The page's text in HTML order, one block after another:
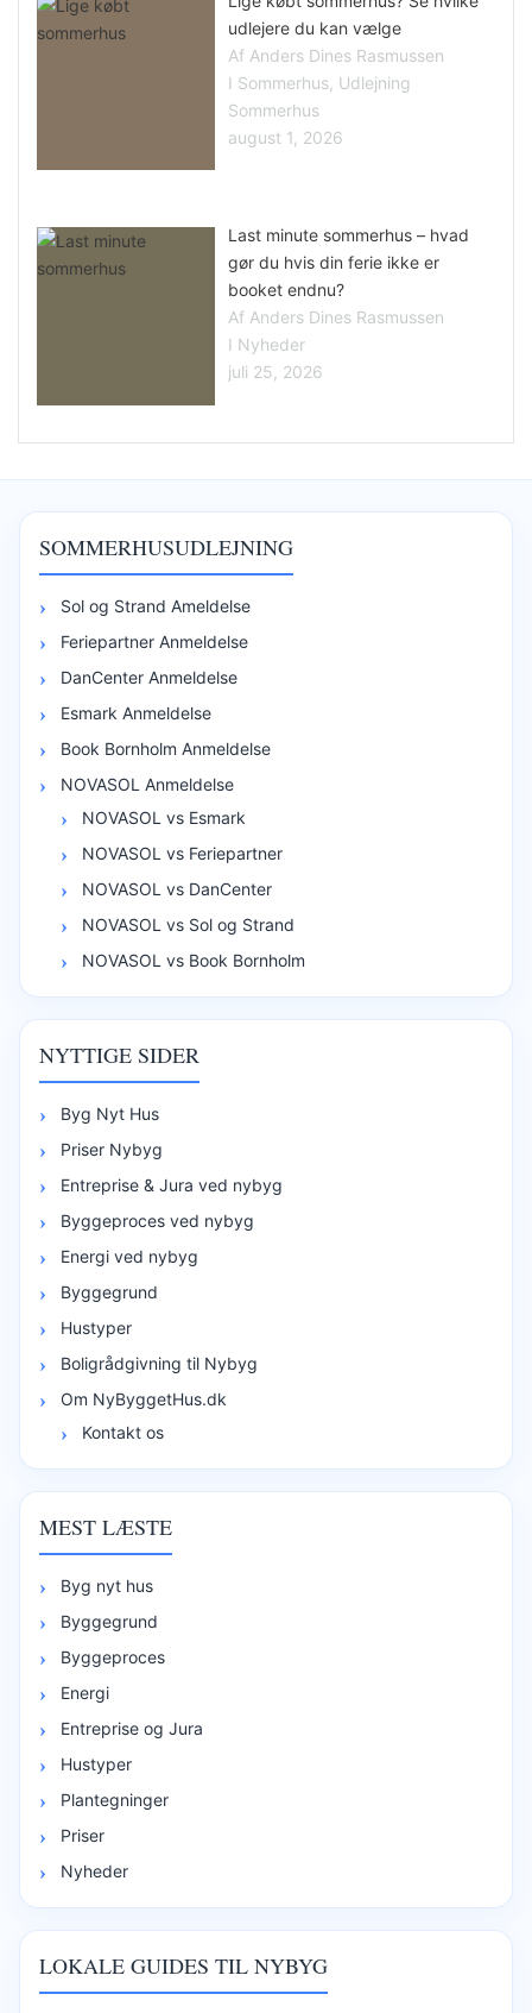
udlejere du kan vælge
Af Anders Dines Rasmussen
I Sommerhus, Udlejning
Sommerhus
august 1, 2026
Last minute sommerhus – hvad
gør du hvis din ferie ikke er
booket endnu?
Af Anders Dines Rasmussen
I Nyheder
juli 25, 2026
SOMMERHUSUDLEJNING
Sol og Strand Ameldelse
Feriepartner Anmeldelse
DanCenter Anmeldelse
Esmark Anmeldelse
Book Bornholm Anmeldelse
NOVASOL Anmeldelse
NOVASOL vs Esmark
NOVASOL vs Feriepartner
NOVASOL vs DanCenter
NOVASOL vs Sol og Strand
NOVASOL vs Book Bornholm
NYTTIGE SIDER
Byg Nyt Hus
Priser Nybyg
Entreprise & Jura ved nybyg
Byggeproces ved nybyg
Energi ved nybyg
Byggegrund
Hustyper
Boligrådgivning til Nybyg
Om NyByggetHus.dk
Kontakt os
MEST LÆSTE
Byg nyt hus
Byggegrund
Byggeproces
Energi
Entreprise og Jura
Hustyper
Plantegninger
Priser
Nyheder
LOKALE GUIDES TIL NYBYG